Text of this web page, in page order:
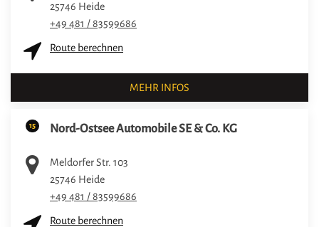
25746 Heide
+49 481 / 83599686
Route berechnen
MEHR INFOS
15 Nord-Ostsee Automobile SE & Co. KG
Meldorfer Str. 103
25746 Heide
+49 481 / 83599686
Route berechnen